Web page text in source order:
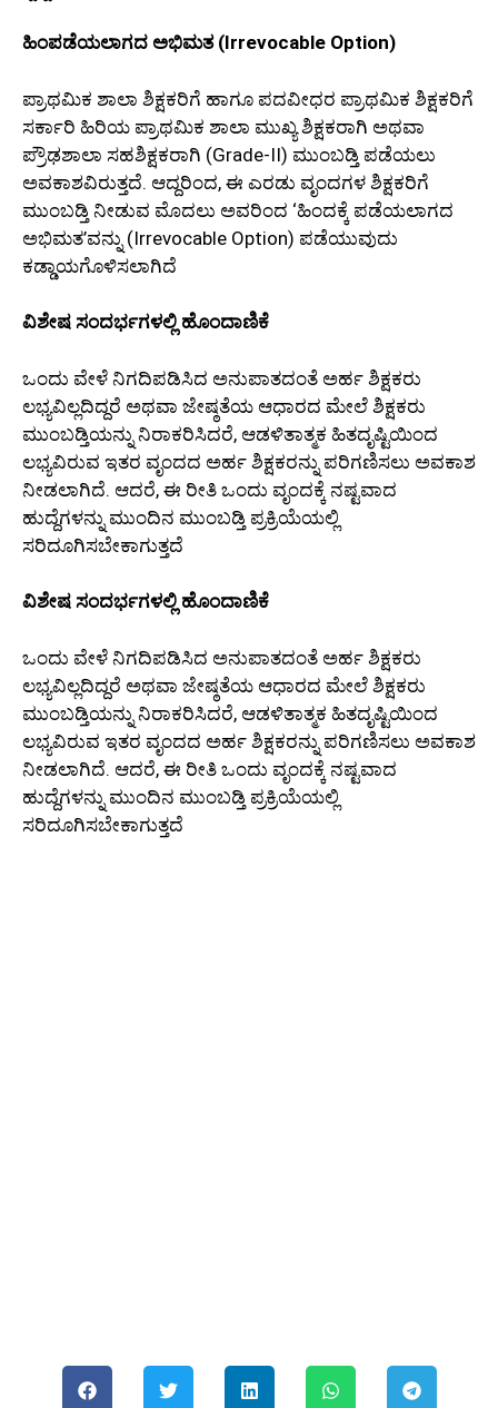
ಹಿಂಪಡೆಯಲಾಗದ ಅಭಿಮತ (Irrevocable Option)
ಪ್ರಾಥಮಿಕ ಶಾಲಾ ಶಿಕ್ಷಕರಿಗೆ ಹಾಗೂ ಪದವೀಧರ ಪ್ರಾಥಮಿಕ ಶಿಕ್ಷಕರಿಗೆ
ಸರ್ಕಾರಿ ಹಿರಿಯ ಪ್ರಾಥಮಿಕ ಶಾಲಾ ಮುಖ್ಯ ಶಿಕ್ಷಕರಾಗಿ ಅಥವಾ
ಪ್ರೌಢಶಾಲಾ ಸಹಶಿಕ್ಷಕರಾಗಿ (Grade-II) ಮುಂಬಡ್ತಿ ಪಡೆಯಲು
ಅವಕಾಶವಿರುತ್ತದೆ. ಆದ್ದರಿಂದ, ಈ ಎರಡು ವೃಂದಗಳ ಶಿಕ್ಷಕರಿಗೆ
ಮುಂಬಡ್ತಿ ನೀಡುವ ಮೊದಲು ಅವರಿಂದ ‘ಹಿಂದಕ್ಕೆ ಪಡೆಯಲಾಗದ
ಅಭಿಮತ’ವನ್ನು (Irrevocable Option) ಪಡೆಯುವುದು
ಕಡ್ಡಾಯಗೊಳಿಸಲಾಗಿದೆ
ವಿಶೇಷ ಸಂದರ್ಭಗಳಲ್ಲಿ ಹೊಂದಾಣಿಕೆ
ಒಂದು ವೇಳೆ ನಿಗದಿಪಡಿಸಿದ ಅನುಪಾತದಂತೆ ಅರ್ಹ ಶಿಕ್ಷಕರು
ಲಭ್ಯವಿಲ್ಲದಿದ್ದರೆ ಅಥವಾ ಜೇಷ್ಠತೆಯ ಆಧಾರದ ಮೇಲೆ ಶಿಕ್ಷಕರು
ಮುಂಬಡ್ತಿಯನ್ನು ನಿರಾಕರಿಸಿದರೆ, ಆಡಳಿತಾತ್ಮಕ ಹಿತದೃಷ್ಟಿಯಿಂದ
ಲಭ್ಯವಿರುವ ಇತರ ವೃಂದದ ಅರ್ಹ ಶಿಕ್ಷಕರನ್ನು ಪರಿಗಣಿಸಲು ಅವಕಾಶ
ನೀಡಲಾಗಿದೆ. ಆದರೆ, ಈ ರೀತಿ ಒಂದು ವೃಂದಕ್ಕೆ ನಷ್ಟವಾದ
ಹುದ್ದೆಗಳನ್ನು ಮುಂದಿನ ಮುಂಬಡ್ತಿ ಪ್ರಕ್ರಿಯೆಯಲ್ಲಿ
ಸರಿದೂಗಿಸಬೇಕಾಗುತ್ತದೆ
ವಿಶೇಷ ಸಂದರ್ಭಗಳಲ್ಲಿ ಹೊಂದಾಣಿಕೆ
ಒಂದು ವೇಳೆ ನಿಗದಿಪಡಿಸಿದ ಅನುಪಾತದಂತೆ ಅರ್ಹ ಶಿಕ್ಷಕರು
ಲಭ್ಯವಿಲ್ಲದಿದ್ದರೆ ಅಥವಾ ಜೇಷ್ಠತೆಯ ಆಧಾರದ ಮೇಲೆ ಶಿಕ್ಷಕರು
ಮುಂಬಡ್ತಿಯನ್ನು ನಿರಾಕರಿಸಿದರೆ, ಆಡಳಿತಾತ್ಮಕ ಹಿತದೃಷ್ಟಿಯಿಂದ
ಲಭ್ಯವಿರುವ ಇತರ ವೃಂದದ ಅರ್ಹ ಶಿಕ್ಷಕರನ್ನು ಪರಿಗಣಿಸಲು ಅವಕಾಶ
ನೀಡಲಾಗಿದೆ. ಆದರೆ, ಈ ರೀತಿ ಒಂದು ವೃಂದಕ್ಕೆ ನಷ್ಟವಾದ
ಹುದ್ದೆಗಳನ್ನು ಮುಂದಿನ ಮುಂಬಡ್ತಿ ಪ್ರಕ್ರಿಯೆಯಲ್ಲಿ
ಸರಿದೂಗಿಸಬೇಕಾಗುತ್ತದೆ